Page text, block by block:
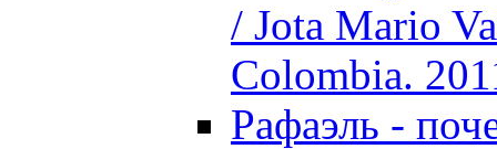
/ Jota Mario
Colombia.
Рафаэль -